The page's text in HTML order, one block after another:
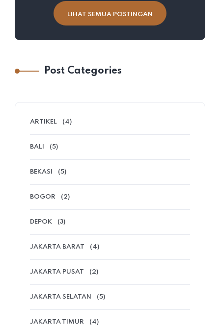
LIHAT SEMUA POSTINGAN
Post Categories
ARTIKEL (4)
BALI (5)
BEKASI (5)
BOGOR (2)
DEPOK (3)
JAKARTA BARAT (4)
JAKARTA PUSAT (2)
JAKARTA SELATAN (5)
JAKARTA TIMUR (4)